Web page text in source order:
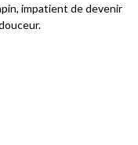
impatient de devenir